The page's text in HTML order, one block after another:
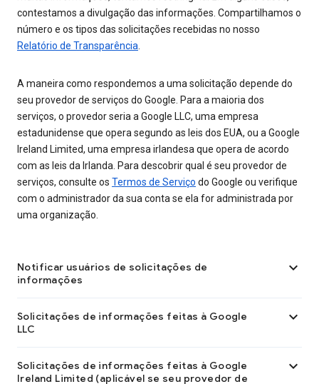
contestamos a divulgação das informações. Compartilhamos o
número e os tipos das solicitações recebidas no nosso
Relatório de Transparência
A maneira como respondemos a uma solicitação depende do
seu provedor de serviços do Google. Para a maioria dos
serviços, o provedor seria a Google LLC, uma empresa
estadunidense que opera segundo as leis dos EUA, ou a Google
Ireland Limited, uma empresa irlandesa que opera de acordo
com as leis da Irlanda. Para descobrir qual é seu provedor de
serviços, consulte os Termos de Serviço do Google ou verifique
com o administrador da sua conta se ela for administrada por
uma organização.
Notificar usuários de solicitações de
informações

Solicitações de informações feitas à Google
LLC

Solicitações de informações feitas à Google
Ireland Limited (aplicável se seu provedor de
